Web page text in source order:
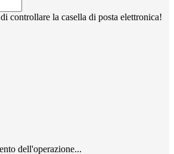
controllare la casella di posta elettronica!
dell'operazione...